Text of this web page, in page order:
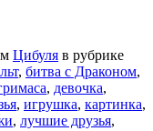
Цибуля в рубрике
, битва с Драконом,
, девочка,
, игрушка, картинка,
, лучшие друзья,